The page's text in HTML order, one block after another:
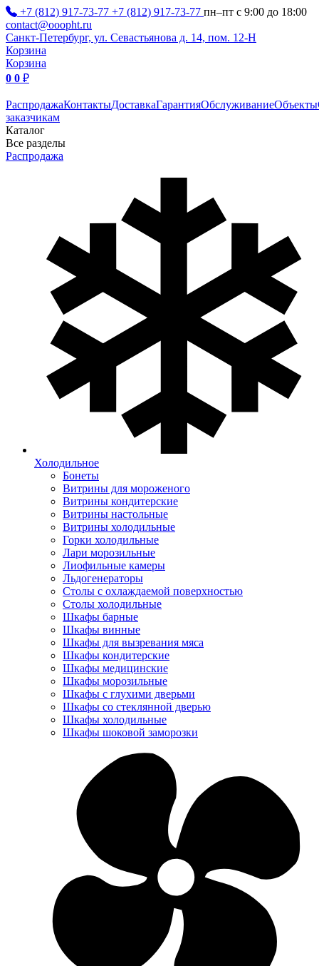
+7 (812) 917-73-77 +7 (812) 917-73-77 пн–пт с 9:00 до 18:00
contact@ooopht.ru
Санкт-Петербург, ул. Севастьянова д. 14, пом. 12-Н
Корзина
Корзина
0 0 ₽
РаспродажаКонтактыДоставкаГарантияОбслуживаниеОбъекты
заказчикам
Каталог
Все разделы
Распродажа
Холодильное
Бонеты
Витрины для мороженого
Витрины кондитерские
Витрины настольные
Витрины холодильные
Горки холодильные
Лари морозильные
Лиофильные камеры
Льдогенераторы
Столы с охлаждаемой поверхностью
Столы холодильные
Шкафы барные
Шкафы винные
Шкафы для вызревания мяса
Шкафы кондитерские
Шкафы медицинские
Шкафы морозильные
Шкафы с глухими дверьми
Шкафы со стеклянной дверью
Шкафы холодильные
Шкафы шоковой заморозки